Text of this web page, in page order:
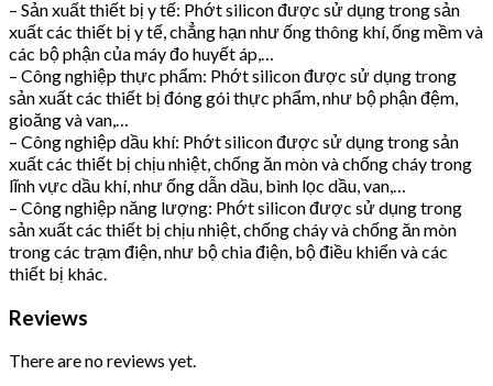
– Sản xuất thiết bị y tế: Phớt silicon được sử dụng trong sản
xuất các thiết bị y tế, chẳng hạn như ống thông khí, ống mềm và
các bộ phận của máy đo huyết áp,…
– Công nghiệp thực phẩm: Phớt silicon được sử dụng trong
sản xuất các thiết bị đóng gói thực phẩm, như bộ phận đệm,
gioăng và van,…
– Công nghiệp dầu khí: Phớt silicon được sử dụng trong sản
xuất các thiết bị chịu nhiệt, chống ăn mòn và chống cháy trong
lĩnh vực dầu khí, như ống dẫn dầu, bình lọc dầu, van,…
– Công nghiệp năng lượng: Phớt silicon được sử dụng trong
sản xuất các thiết bị chịu nhiệt, chống cháy và chống ăn mòn
trong các trạm điện, như bộ chia điện, bộ điều khiển và các
thiết bị khác.
Reviews
There are no reviews yet.